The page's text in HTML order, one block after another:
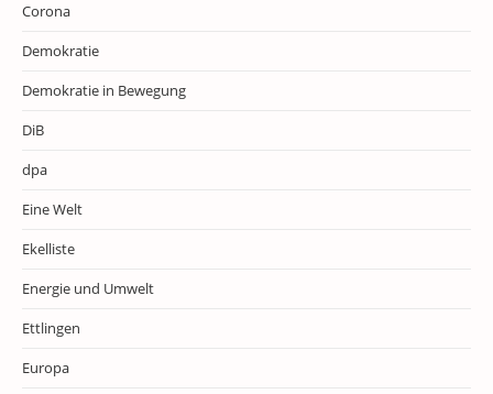
Corona
Demokratie
Demokratie in Bewegung
DiB
dpa
Eine Welt
Ekelliste
Energie und Umwelt
Ettlingen
Europa